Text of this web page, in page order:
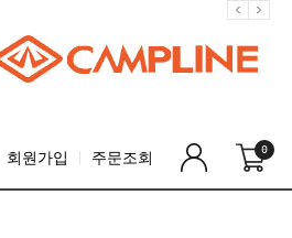
회원가입 주문조회 0